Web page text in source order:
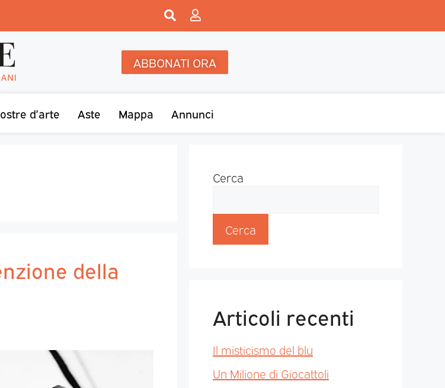
ABBONATI ORA
d’arte Aste Mappa Annunci
della
Cerca
Cerca
Articoli recenti
Il misticismo del blu
Un Milione di Giocattoli